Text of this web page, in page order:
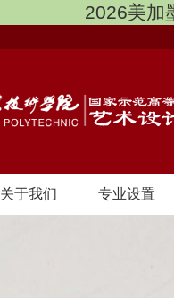
2026美加
关于我们 专业设置